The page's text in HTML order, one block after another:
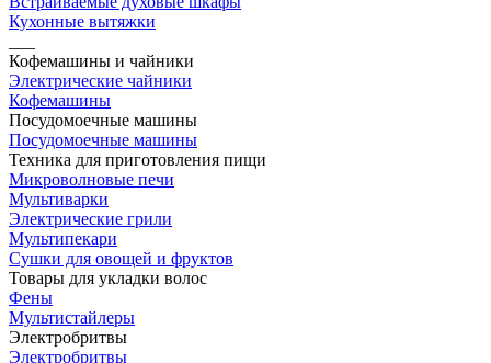
Кухонные вытяжки
Кофемашины и чайники
Электрические чайники
Кофемашины
Посудомоечные машины
Посудомоечные машины
Техника для приготовления пищи
Микроволновые печи
Мультиварки
Электрические грили
Мультипекари
Сушки для овощей и фруктов
Товары для укладки волос
Фены
Мультистайлеры
Электробритвы
Электробритвы